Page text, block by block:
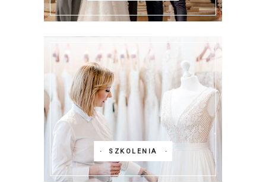
SZKOLENIA